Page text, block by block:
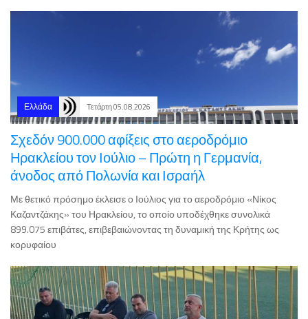
Σχεδόν 900.000 αφίξεις στο αεροδρόμιο
Ηρακλείου τον Ιούλιο – Πρώτη η Γερμανία,
άνοδος από Πολωνία και Ισραήλ
Με θετικό πρόσημο έκλεισε ο Ιούλιος για το αεροδρόμιο «Νίκος
Καζαντζάκης» του Ηρακλείου, το οποίο υποδέχθηκε συνολικά
899.075 επιβάτες, επιβεβαιώνοντας τη δυναμική της Κρήτης ως
κορυφαίου